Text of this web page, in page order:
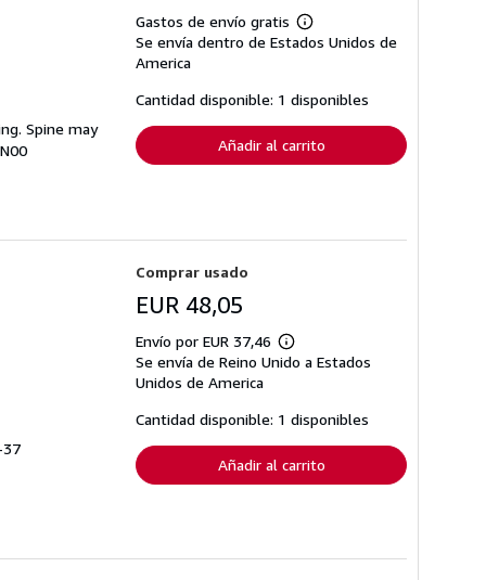
Spine may
Gastos de envío gratis
Más
información
tarifas
de
envío
Se envía dentro de Estados Unidos de
America
Cantidad disponible: 1 disponibles
Añadir al carrito
37
Comprar usado
EUR 48,05
Envío por EUR 37,46
Más
información
tarifas
de
envío
Se envía de Reino Unido a Estados
Unidos de America
Cantidad disponible: 1 disponibles
Añadir al carrito